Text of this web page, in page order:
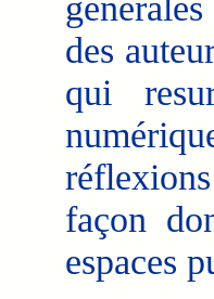
des
qui
façon
espaces